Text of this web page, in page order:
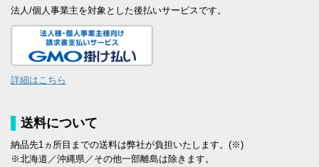
法人/個人事業主を対象とした後払いサービスです。
詳細はこちら
送料について
納品先1ヵ所目までの送料は弊社が負担いたします。(※)
※北海道／沖縄県／その他一部離島は除きます。